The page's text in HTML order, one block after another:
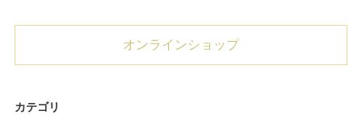
オンラインショップ
カテゴリ